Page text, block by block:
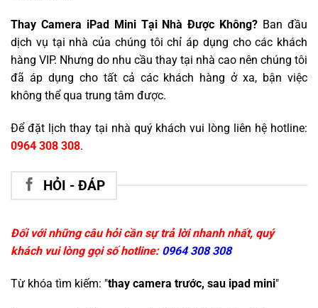
Thay Camera iPad Mini Tại Nhà Được Không? Ban đầu
dịch vụ tại nhà của chúng tôi chỉ áp dụng cho các khách
hàng VIP. Nhưng do nhu cầu thay tại nhà cao nên chúng tôi
đã áp dụng cho tất cả các khách hàng ở xa, bận việc
không thể qua trung tâm được.
Để đặt lịch thay tại nhà quý khách vui lòng liên hệ hotline:
0964 308 308.
HỎI - ĐÁP
Đối với những câu hỏi cần sự trả lời nhanh nhất, quý
khách vui lòng gọi số hotline: 0964 308 308
Từ khóa tìm kiếm: "thay camera trước, sau ipad mini"